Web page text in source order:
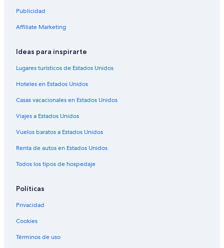
Hoteles en la playa en Papeete
Hoteles con cocina en Papeete
Hoteles con estacionamiento en Papeete
Hoteles con alberca en Papeete
Hoteles con restaurante en Papeete
Hoteles con hidromasaje en Papeete
Publicidad
Affiliate Marketing
Ideas para inspirarte
Lugares turísticos de Estados Unidos
Hoteles en Estados Unidos
Casas vacacionales en Estados Unidos
Viajes a Estados Unidos
Vuelos baratos a Estados Unidos
Renta de autos en Estados Unidos
Todos los tipos de hospedaje
Políticas
Privacidad
Cookies
Términos de uso